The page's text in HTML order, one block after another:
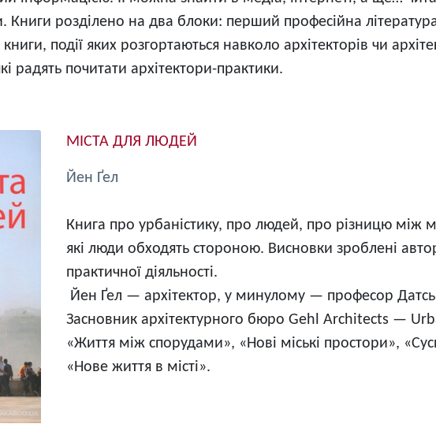
Книги розділено на два блоки: перший професійна
події яких розгортаються навколо архітекторів чи
радять почитати архітектори-практики.
МІСТА ДЛЯ ЛЮДЕЙ
Йен Ґел
Книга про урбаністику, про людей, про різницю
які люди обходять стороною. Висновки зроблені
практичної діяльності.
Йен Ґел — архітектор, у минулому — професор
Засновник архітектурного бюро Gehl Architects —
«Життя між спорудами», «Нові міські простори»,
«Нове життя в місті».